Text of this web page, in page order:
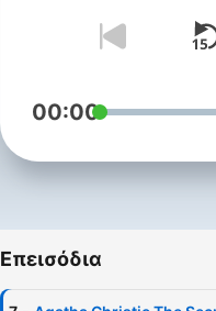
00:00
Επεισόδια